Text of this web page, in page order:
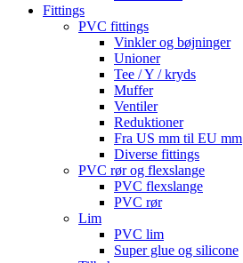
Fittings
PVC fittings
Vinkler og bøjninger
Unioner
Tee / Y / kryds
Muffer
Ventiler
Reduktioner
Fra US mm til EU mm
Diverse fittings
PVC rør og flexslange
PVC flexslange
PVC rør
Lim
PVC lim
Super glue og silicone